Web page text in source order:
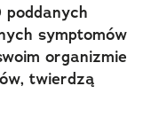
poddanych
symptomów
organizmie
twierdzą